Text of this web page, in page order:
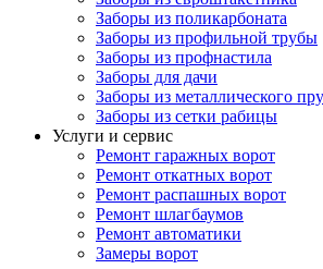
Заборы из поликарбоната
Заборы из профильной трубы
Заборы из профнастила
Заборы для дачи
Заборы из металлического
Заборы из сетки рабицы
Услуги и сервис
Ремонт гаражных ворот
Ремонт откатных ворот
Ремонт распашных ворот
Ремонт шлагбаумов
Ремонт автоматики
Замеры ворот